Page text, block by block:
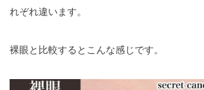
れぞれ違います。
裸眼と比較するとこんな感じです。